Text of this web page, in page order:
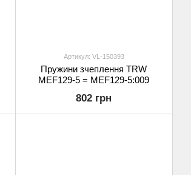
Артикул: VL-150393
Пружини зчеплення TRW
MEF129-5 = MEF129-5:009
802 грн